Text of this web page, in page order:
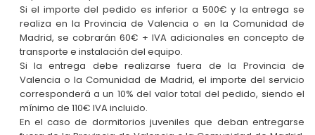
Si el importe del pedido es inferior a 500€ y la entrega se
realiza en la Provincia de Valencia o en la Comunidad de
Madrid, se cobrarán 60€ + IVA adicionales en concepto de
transporte e instalación del equipo.
Si la entrega debe realizarse fuera de la Provincia de
Valencia o la Comunidad de Madrid, el importe del servicio
corresponderá a un 10% del valor total del pedido, siendo el
mínimo de 110€ IVA incluido.
En el caso de dormitorios juveniles que deban entregarse